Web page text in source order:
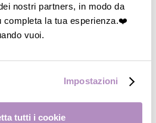
nostri partners, in modo da
completa la tua esperienza.❤️
vuoi.
Impostazioni
tutti i cookie